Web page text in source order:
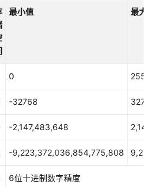
最小值 最大
0 255
-32768
-2,147,483,648
-9,223,372,036,854,775,808
6位十进制数字精度